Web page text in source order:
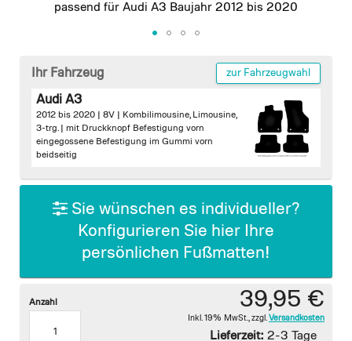
passend für Audi A3 Baujahr 2012 bis 2020
beginning
images
Ihr Fahrzeug zur Fahrzeugwahl
Audi A3
2012 bis 2020 | 8V | Kombilimousine, Limousine,
3-trg. | mit Druckknopf Befestigung vorn
eingegossene Befestigung im Gummi vorn
beidseitig
Sie wünschen es individueller?
Konfigurieren Sie hier Ihre
persönlichen Fußmatten!
39,95 €
Inkl. 19% MwSt. zzgl. Versandkosten
Lieferzeit: 2-3 Tage
Anzahl